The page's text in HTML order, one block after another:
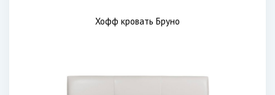
Хофф кровать Бруно